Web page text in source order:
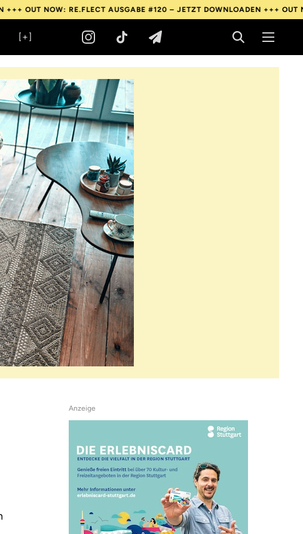
NOW: RE.FLECT AUSGABE #120 – JETZT DOWNLOADEN +++OUT NOW:
[+]
Anzeige